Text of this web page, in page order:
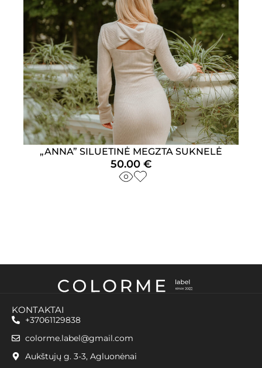
„ANNA” SILUETINĖ MEGZTA SUKNELĖ
50.00 €
KONTAKTAI
+37061129838
colorme.label@gmail.com
Aukštujų g. 3-3, Agluonėnai